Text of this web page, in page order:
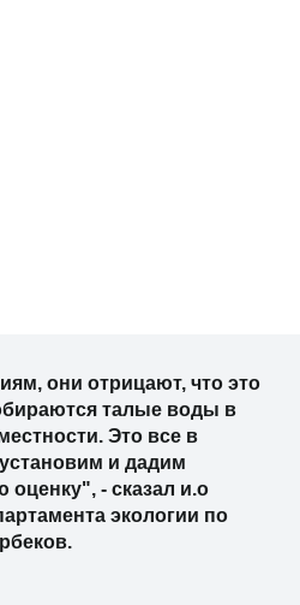
они отрицают, что это
талые воды в
Это все в
и дадим
- сказал и.о
экологии по